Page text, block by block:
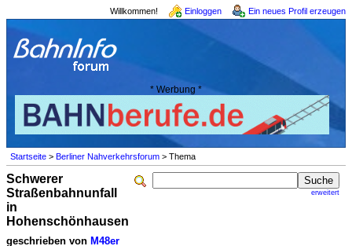
Willkommen! Einloggen Ein neues Profil erzeugen
* Werbung *
Startseite > Berliner Nahverkehrsforum > Thema
erweitert
Schwerer
Straßenbahnunfall
in
Hohenschönhausen
geschrieben von M48er